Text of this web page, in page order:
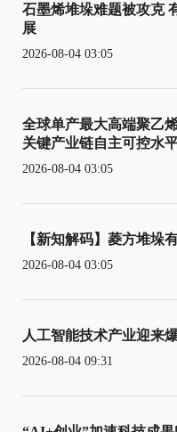
石墨烯堆垛难题被攻克
展
2026-08-04 03:05
全球单产最大高端聚乙
关键产业链自主可控水
2026-08-04 03:05
【新知解码】菱方堆垛
2026-08-04 03:05
人工智能技术产业迎来
2026-08-04 09:31